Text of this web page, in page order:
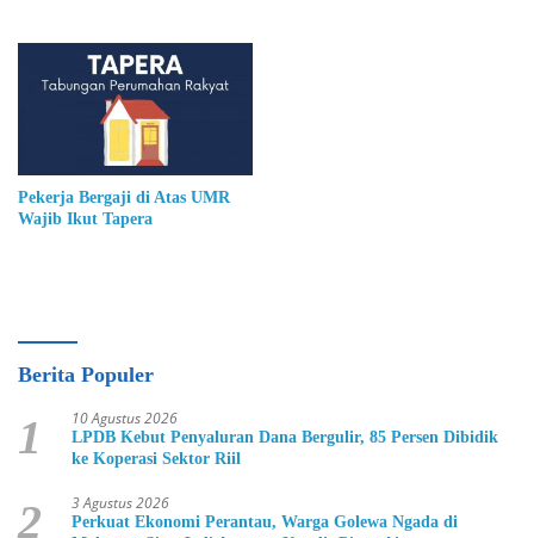
Pekerja Bergaji di Atas UMR
Wajib Ikut Tapera
Berita Populer
1 10 Agustus 2026
LPDB Kebut Penyaluran Dana Bergulir, 85 Persen Dibidik
ke Koperasi Sektor Riil
2 3 Agustus 2026
Perkuat Ekonomi Perantau, Warga Golewa Ngada di